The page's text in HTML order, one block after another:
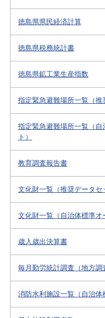
徳島県県民経済計算
徳島県税務統計書
徳島県鉱工業生産指数
指定緊急避難場所一覧（推
指定緊急避難場所一覧（
ト）
教育調査報告書
文化財一覧（推奨データセ
文化財一覧（自治体標準オ
歳入歳出決算書
毎月勤労統計調査（地方調
消防水利施設一覧（自治体